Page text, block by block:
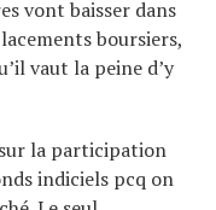
vont baisser dans
boursiers,
vaut la peine d’y
la participation
indiciels pcq on